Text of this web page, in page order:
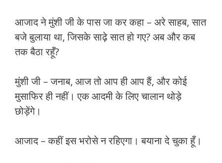
आजाद ने मुंशी जी के पास जा कर कहा – अरे साहब, सात
बजे बुलाया था, जिसके साढ़े सात हो गए? अब और कब
तक बैठा रहूँ?
मुंशी जी – जनाब, आज तो आप ही आप हैं, और कोई
मुसाफिर ही नहीं। एक आदमी के लिए चालान थोड़े
छोड़ेंगे।
आजाद – कहीं इस भरोसे न रहिएगा। बयाना दे चुका हूँ।